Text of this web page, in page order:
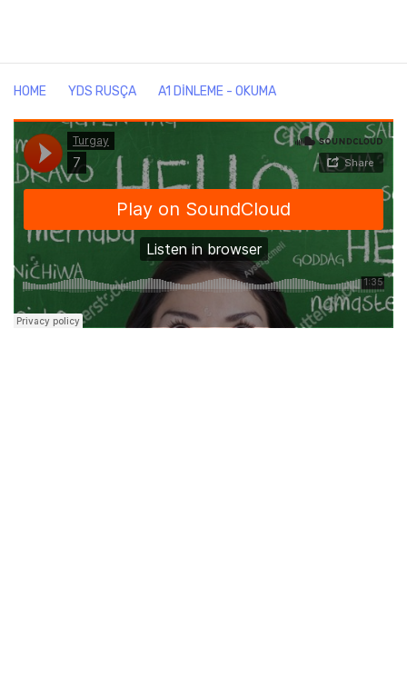
HOME YDS RUSÇA A1 DINLEME - OKUMA